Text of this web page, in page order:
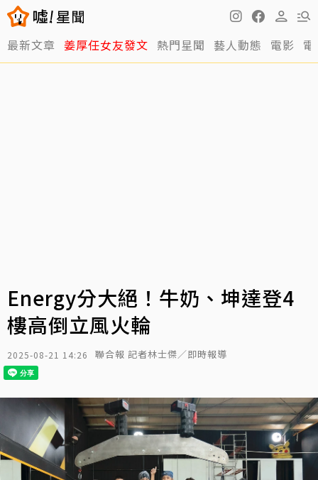
最新文章 姜厚任女友發文 熱門星聞 藝人動態 電影
Energy分大絕！牛奶、坤達登4
樓高倒立風火輪
2025-08-21 14:26 聯合報 記者林士傑／即時報導